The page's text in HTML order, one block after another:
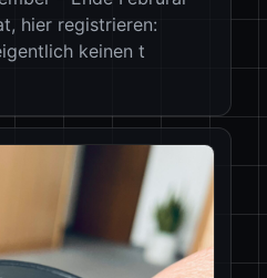
hier registrieren:
keinen t